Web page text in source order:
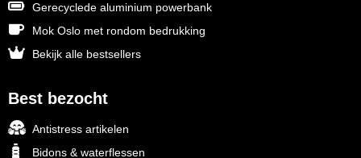
Gerecyclede aluminium powerbank
Mok Oslo met rondom bedrukking
Bekijk alle bestsellers
Best bezocht
Antistress artikelen
Bidons & waterflessen